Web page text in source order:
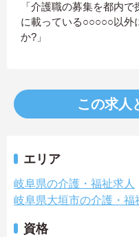
「介護職の募集を都内
に載っている○○○○○以外
か?」
この求人
エリア
岐阜県の介護・福祉求人
岐阜県大垣市の介護・福
資格